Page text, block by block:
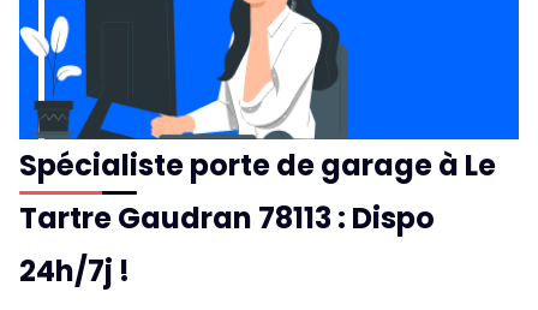
Spécialiste porte de garage à Le
Tartre Gaudran 78113 : Dispo
24h/7j !